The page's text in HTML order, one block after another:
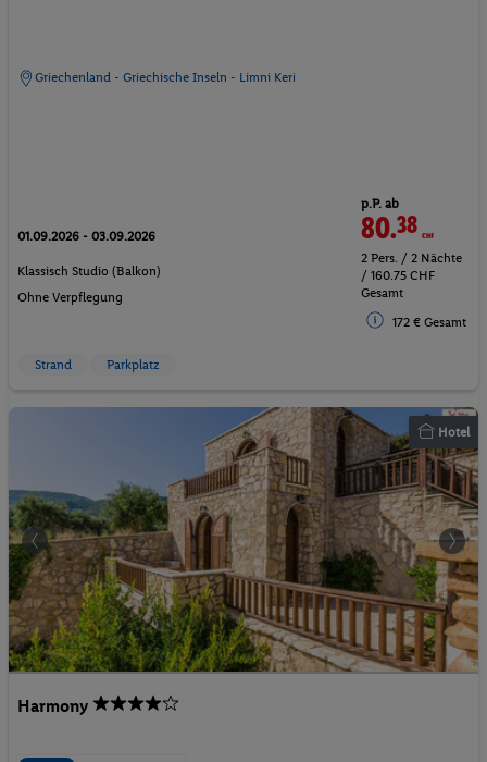
Griechenland - Griechische Inseln - Limni Keri
01.09.2026 - 03.09.2026
Klassisch Studio (Balkon)
Ohne Verpflegung
p.P. ab
80.38CHF
2 Pers. / 2 Nächte
/ 160.75 CHF
Gesamt
172 € Gesamt
Strand Parkplatz
Hotel
Harmony